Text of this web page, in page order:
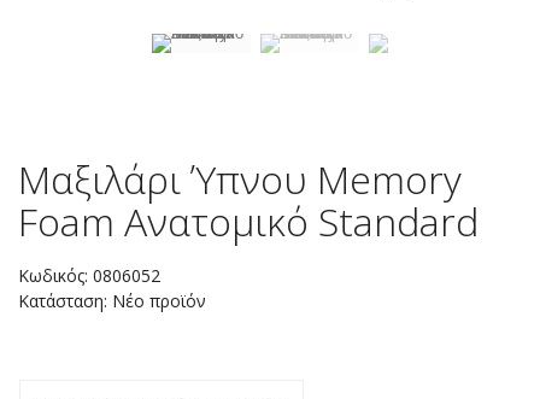
Μαξιλάρι Ύπνου Memory
Foam Ανατομικό Standard
Κωδικός: 0806052
Κατάσταση: Νέο προϊόν